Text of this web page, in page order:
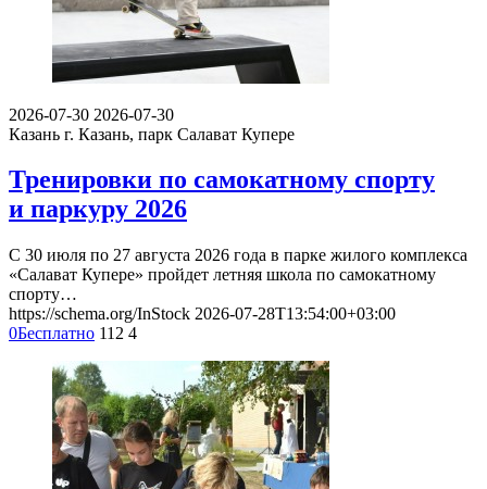
2026-07-30 2026-07-30
Казань г. Казань, парк Салават Купере
Тренировки по самокатному спорту
и паркуру 2026
С 30 июля по 27 августа 2026 года в парке жилого комплекса
«Салават Купере» пройдет летняя школа по самокатному
спорту…
https://schema.org/InStock 2026-07-28T13:54:00+03:00
0Бесплатно 112 4